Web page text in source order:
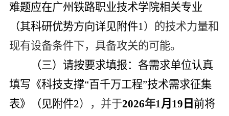
难题应在广州铁路职业技术学院相关专业
（其科研优势方向详见附件1 ）的技术力量和
现有设备条件下，具备攻关的可能。
（三）请按要求填报：各需求单位认真
填写《科技支撑“百千万工程”技术需求征集
表》（见附件2），并于2026年1 月 19 日 前将